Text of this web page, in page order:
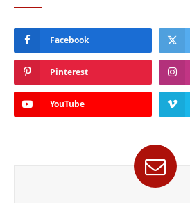
Facebook
Pinterest
YouTube